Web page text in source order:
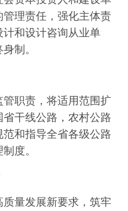
理责任，强化主体责
和设计咨询从业单
制。
职责，将适用范围扩
干线公路，农村公路
和指导全省各级公路
度。
量发展新要求，筑牢